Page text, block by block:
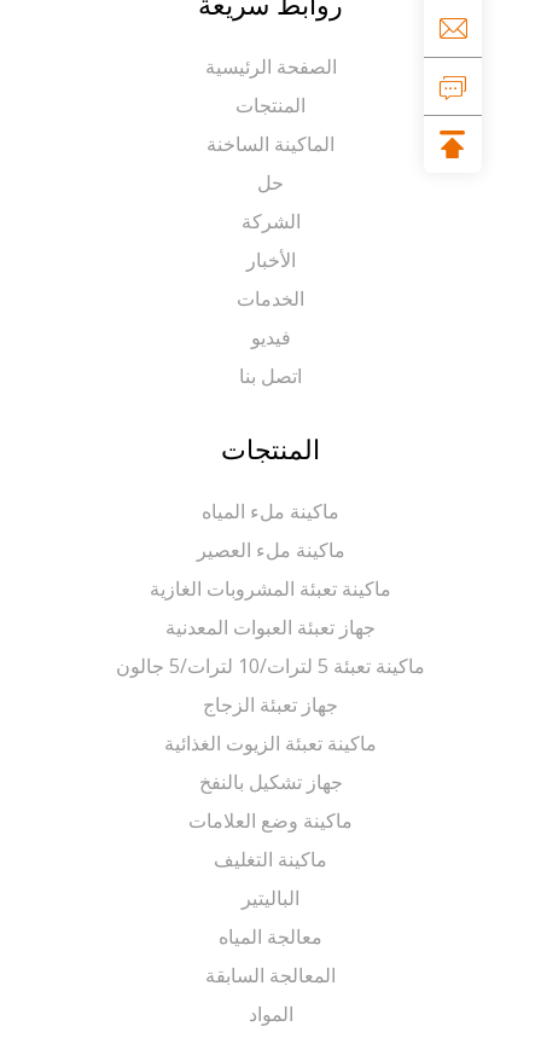
الصفحة الرئيسية
المنتجات
الماكينة الساخنة
الشركة
الخدمات
اتصل بنا
المنتجات
ماكينة ملء المياه
ماكينة ملء العصير
ماكينة تعبئة المشروبات الغازية
جهاز تعبئة العبوات المعدنية
ماكينة تعبئة 5 لترات/10 لترات/5 جالون
جهاز تعبئة الزجاج
ماكينة تعبئة الزيوت الغذائية
جهاز تشكيل بالنفخ
ماكينة وضع العلامات
ماكينة التغليف
الباليتير
معالجة المياه
المعالجة السابقة